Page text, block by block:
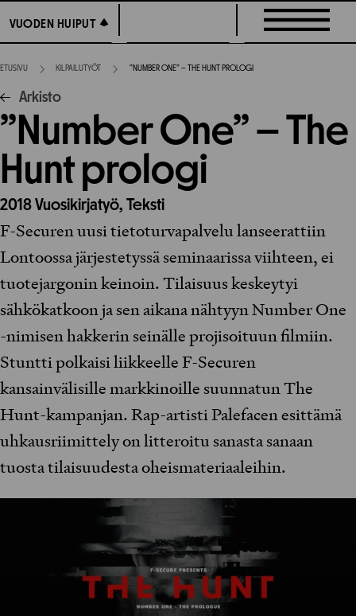
suoraan
sisältöön
VUODEN HUIPUT
VUODEN HUIPUT
ETUSIVU KILPAILUTYÖT ”NUMBER ONE” – THE HUNT PROLOGI
Arkisto
”Number One” – The
Hunt prologi
2018Vuosikirjatyö, Teksti
F-Securen uusi tietoturvapalvelu lanseerattiin
Lontoossa järjestetyssä seminaarissa viihteen, ei
tuotejargonin keinoin. Tilaisuus keskeytyi
sähkökatkoon ja sen aikana nähtyyn Number One
-nimisen hakkerin seinälle projisoituun filmiin.
Stuntti polkaisi liikkeelle F-Securen
kansainvälisille markkinoille suunnatun The
Hunt-kampanjan. Rap-artisti Palefacen esittämä
uhkausriimittely on litteroitu sanasta sanaan
tuosta tilaisuudesta oheismateriaaleihin.